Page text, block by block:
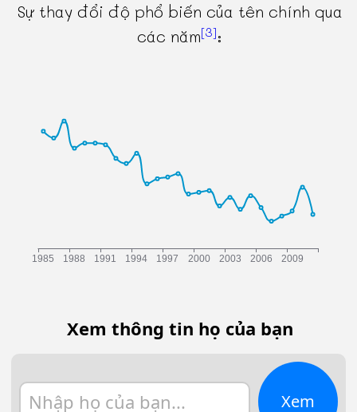
Sự thay đổi độ phổ biến của tên chính qua
các năm[3]:
Xem thông tin họ của bạn
Xem